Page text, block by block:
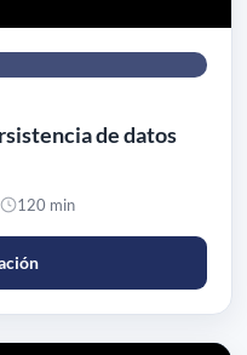
de datos
120 min